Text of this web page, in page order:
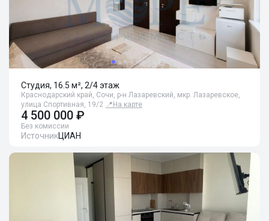
Студия, 16.5 м², 2/4 этаж
Краснодарский край, Сочи, р-н Лазаревский, мкр. Лазаревское,
улица Спортивная, 19/2 📍 На карте
4 500 000 ₽
Без комиссии
ИсточникЦИАН